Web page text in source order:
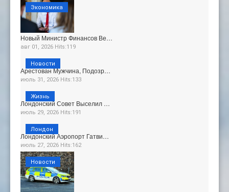
Новый Министр Финансов Ве…
авг 01, 2026 Hits:119
Экономика
Арестован Мужчина, Подозр…
июль 31, 2026 Hits:133
Новости
Лондонский Совет Выселил …
июль 29, 2026 Hits:191
Жизнь
Лондонский Аэропорт Гатви…
июль 27, 2026 Hits:162
Лондон
Новости